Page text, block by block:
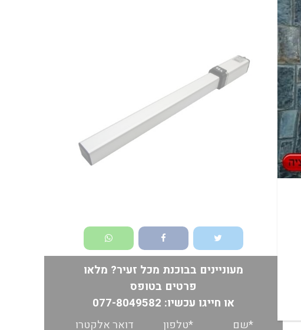
מעוניינים בבוכנת מכל זעיר? מלאו
פרטים בטופס
או חייגו עכשיו: 077-8049582